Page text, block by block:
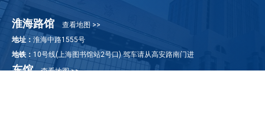
淮海路馆
查看地图 >>
地址： 淮海中路1555号
地铁： 10号线(上海图书馆站2号口) 驾车请从高安路南门进
东馆
查看地图 >>